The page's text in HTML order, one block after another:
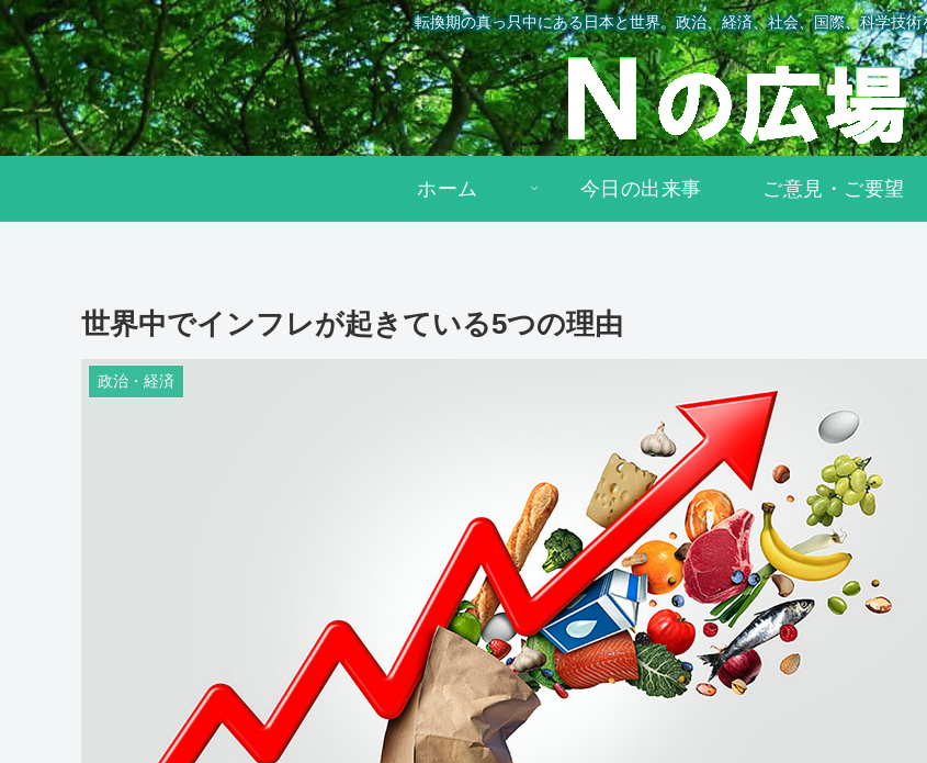
転換期の真っ只中にある日本と世界。政治、経済、社会、国際、科学技
ホーム 今日の出来事 ご意見・ご要望
世界中でインフレが起きている5つの理由
政治・経済